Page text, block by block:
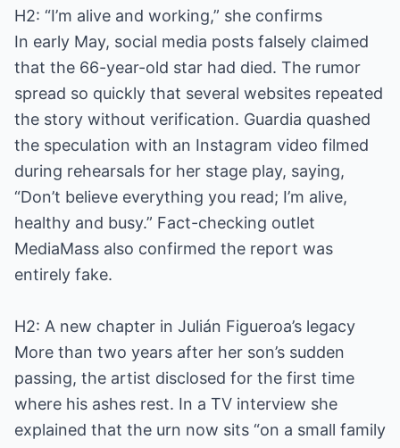
H2: “I’m alive and working,” she confirms
In early May, social media posts falsely claimed
that the 66-year-old star had died. The rumor
spread so quickly that several websites repeated
the story without verification. Guardia quashed
the speculation with an Instagram video filmed
during rehearsals for her stage play, saying,
“Don’t believe everything you read; I’m alive,
healthy and busy.” Fact-checking outlet
MediaMass also confirmed the report was
entirely fake.
H2: A new chapter in Julián Figueroa’s legacy
More than two years after her son’s sudden
passing, the artist disclosed for the first time
where his ashes rest. In a TV interview she
explained that the urn now sits “on a small family